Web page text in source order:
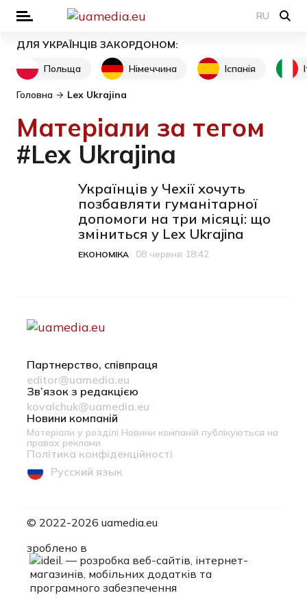
RU
ДЛЯ УКРАЇНЦІВ ЗАКОРДОНОМ:
Польща
Німеччина Іспанія
Головна Lex Ukrajina
Матеріали за тегом
#Lex Ukrajina
Українців у Чехії хочуть
позбавляти гуманітарної
допомоги на три місяці: що
зміниться у Lex Ukrajina
Категорія
ЕКОНОМІКА
Дата публікації
08 червня 18:42
Партнерство, співпраця
editor@uamedia.eu
Зв’язок з редакцією
kovalchuk@uamedia.eu
Новини компаній
Матеріали у розділі Новини компаній публікуються на
правах реклами
Політика конфіденційності
Русский язык
© 2022-2026 uamedia.eu
зроблено в